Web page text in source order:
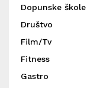
Dopunske škole
Društvo
Film/Tv
Fitness
Gastro